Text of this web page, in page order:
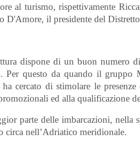
al turismo, rispettivamente
D'Amore, il presidente del
dispone di un buon numero
Per questo da quando il gruppo
ha cercato di stimolare le
ed alla qualificazione
parte delle imbarcazioni, nella
circa nell’Adriatico meridionale.